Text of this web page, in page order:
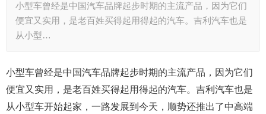
小型车曾经是中国汽车品牌起步时期的主流产品，因为它们
便宜又实用，是老百姓买得起用得起的汽车。吉利汽车也是
从小型…
小型车曾经是中国汽车品牌起步时期的主流产品，因为它们
便宜又实用，是老百姓买得起用得起的汽车。吉利汽车也是
从小型车开始起家，一路发展到今天，顺势还推出了中高端